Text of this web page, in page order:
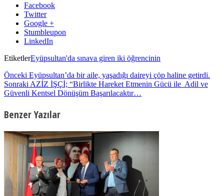
Facebook
Twitter
Google +
Stumbleupon
LinkedIn
EtiketlerEyüpsultan'da sınava giren iki öğrencinin
Önceki Eyüpsultan’da bir aile, yaşadığı daireyi çöp haline getirdi.
Sonraki AZİZ İŞÇİ; “Birlikte Hareket Etmenin Gücü ile Adil ve
Güvenli Kentsel Dönüşüm Başarılacaktır…
Benzer Yazılar